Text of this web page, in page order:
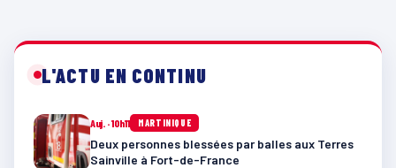
L'ACTU EN CONTINU
Auj. · 10h11 MARTINIQUE
Deux personnes blessées par balles aux Terres
Sainville à Fort-de-France